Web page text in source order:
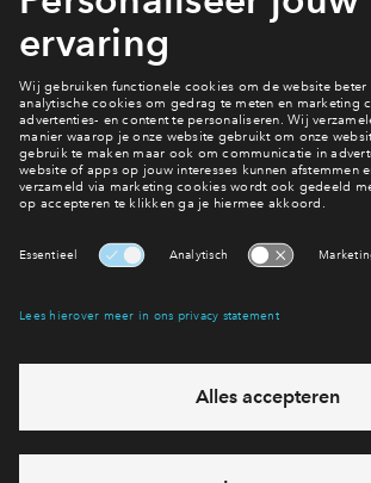
Bekijk de woningen
Woningen
Bekijk de woningen
eventuele projecten
Ja, ik wil mij aanmelden